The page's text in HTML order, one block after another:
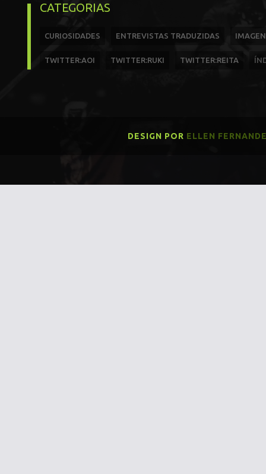
CATEGORIAS
CURIOSIDADES ENTREVISTAS TRADUZIDAS
TWITTER:AOI TWITTER:RUKI TWITTER:REITA
DESIGN POR ELLEN